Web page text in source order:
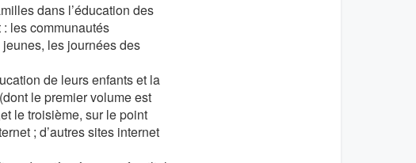
dans l’éducation des
les communautés
les journées des
de leurs enfants et la
le premier volume est
le troisième, sur le point
; d’autres sites internet